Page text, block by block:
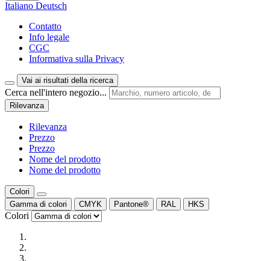
Italiano Deutsch
Contatto
Info legale
CGC
Informativa sulla Privacy
Vai ai risultati della ricerca
Cerca nell'intero negozio...
Rilevanza
Rilevanza
Prezzo
Prezzo
Nome del prodotto
Nome del prodotto
Colori
Gamma di colori
CMYK Pantone® RAL HKS
Colori